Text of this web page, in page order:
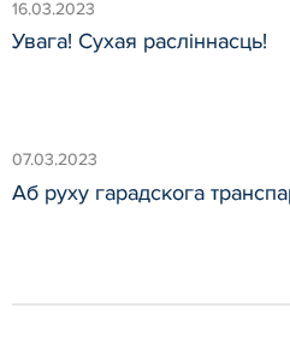
16.03.2023
Увага! Сухая расліннасць!
07.03.2023
Аб руху гарадскога